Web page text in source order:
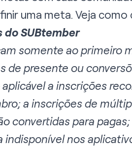
uma meta. Veja
do SUBtember
somente ao primeiro
de presente ou
a inscrições
a inscrições de
convertidas para
indisponível nos